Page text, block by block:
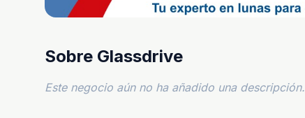
Sobre Glassdrive
Este negocio aún no ha añadido una descripción.